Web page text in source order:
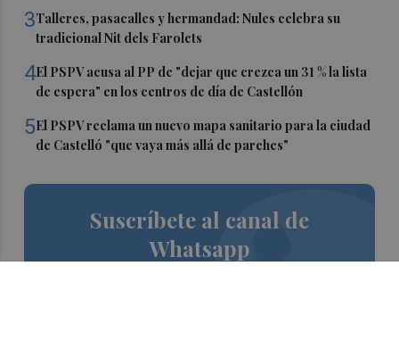
3Talleres, pasacalles y hermandad: Nules celebra su
tradicional Nit dels Farolets
4El PSPV acusa al PP de "dejar que crezca un 31 % la lista
de espera" en los centros de día de Castellón
5El PSPV reclama un nuevo mapa sanitario para la ciudad
de Castelló "que vaya más allá de parches"
Suscríbete al canal de
Whatsapp